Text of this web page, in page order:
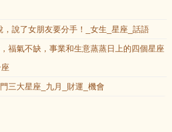
，說了女朋友要分手！_女生_星座_話語
福氣不缺，事業和生意蒸蒸日上的四個星座
三大星座_九月_財運_機會